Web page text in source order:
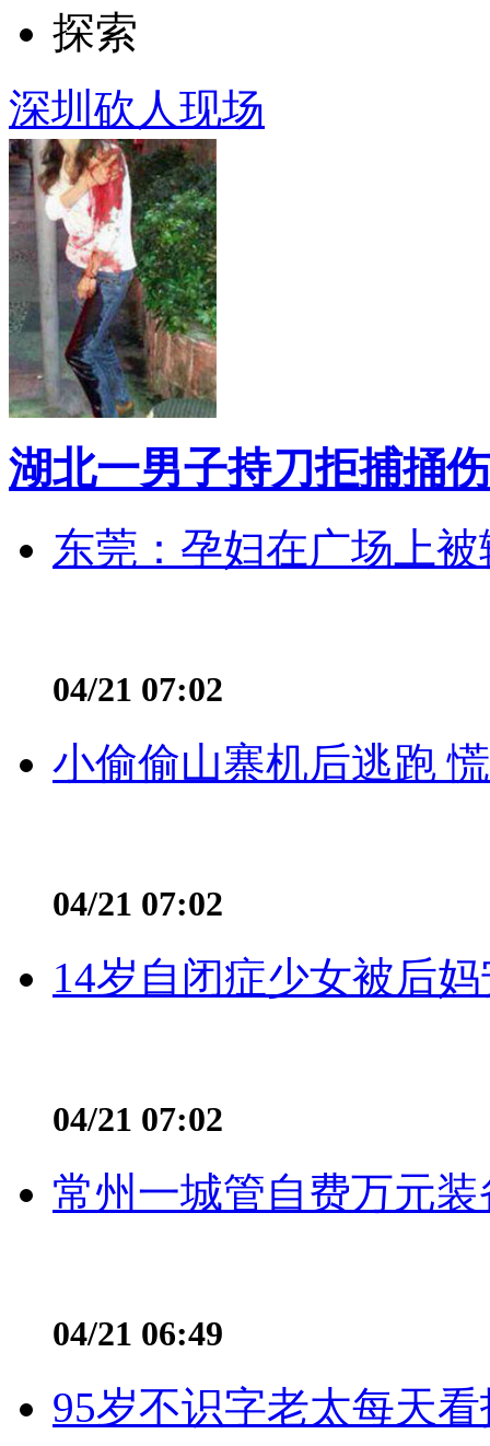
探索
深圳砍人现场
湖北一男子持刀拒捕捅
东莞：孕妇在广场上
04/21 07:02
小偷偷山寨机后逃跑
04/21 07:02
14岁自闭症少女被后
04/21 07:02
常州一城管自费万元
04/21 06:49
95岁不识字老太每天